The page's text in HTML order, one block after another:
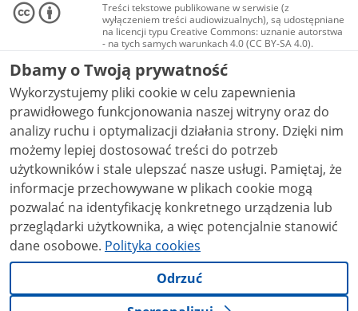
Treści tekstowe publikowane w serwisie (z
wyłączeniem treści audiowizualnych), są udostępniane
na licencji typu Creative Commons: uznanie autorstwa
- na tych samych warunkach 4.0 (CC BY-SA 4.0).
Materiały audiowizualne, w tym zdjęcia, materiały
audio i wideo, są udostępniane na licencji typu
Creative Commons: uznanie autorstwa użycie
niekomercyjne - bez utworów zależnych 4.0 (CC BY-
NC-ND 4.0), o ile nie jest to stwierdzone inaczej.
Dbamy o Twoją prywatność
Wykorzystujemy pliki cookie w celu zapewnienia
prawidłowego funkcjonowania naszej witryny oraz do
analizy ruchu i optymalizacji działania strony. Dzięki nim
możemy lepiej dostosować treści do potrzeb
użytkowników i stale ulepszać nasze usługi. Pamiętaj, że
informacje przechowywane w plikach cookie mogą
pozwalać na identyfikację konkretnego urządzenia lub
przeglądarki użytkownika, a więc potencjalnie stanowić
dane osobowe. Polityka cookies
Odrzuć